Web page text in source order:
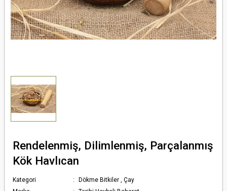
Rendelenmiş, Dilimlenmiş, Parçalanmış
Kök Havlıcan
Kategori Dökme Bitkiler ,Çay